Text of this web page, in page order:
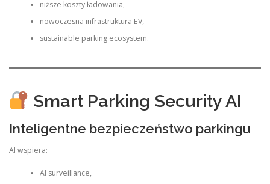
niższe koszty ładowania,
nowoczesna infrastruktura EV,
sustainable parking ecosystem.
Smart Parking Security AI
Inteligentne bezpieczeństwo parkingu
AI wspiera:
AI surveillance,